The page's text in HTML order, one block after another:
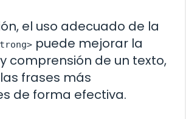
el uso adecuado de la
puede mejorar la
comprensión de un texto,
frases más
de forma efectiva.